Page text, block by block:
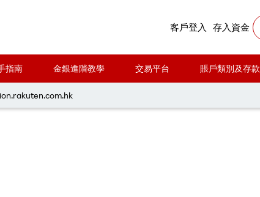
客戶登入 存入資金
指南 金銀進階教學 交易平台 賬戶類別及存款